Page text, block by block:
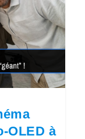
OLED à